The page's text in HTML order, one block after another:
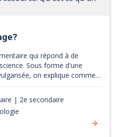
qui répond à de
Sous forme d'une
on explique comment
| 2e secondaire